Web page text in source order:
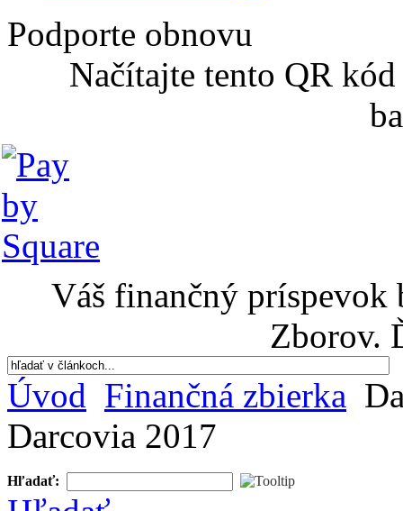
Podporte obnovu
Načítajte tento QR
Váš finančný príspevok
Zborov.
Úvod Finančná zbierka
Darcovia 2017
Hľadať: